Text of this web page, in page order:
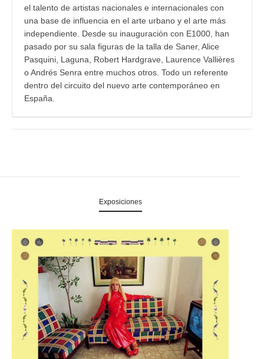
el talento de artistas nacionales e internacionales con
una base de influencia en el arte urbano y el arte más
independiente. Desde su inauguración con E1000, han
pasado por su sala figuras de la talla de Saner, Alice
Pasquini, Laguna, Robert Hardgrave, Laurence Vallières
o Andrés Senra entre muchos otros. Todo un referente
dentro del circuito del nuevo arte contemporáneo en
España.
Exposiciones